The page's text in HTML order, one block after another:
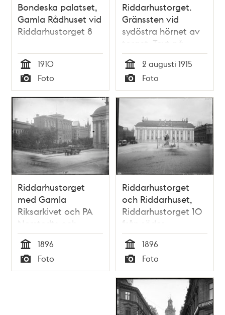
Bondeska palatset,
Gamla Rådhuset vid
Riddarhustorget 8
Tid
1910
Typ
Foto
Riddarhustorget.
Gränssten vid
sydöstra hörnet av
torget. Text på
stenen: A:o 1764 R.H
Tid
2 augusti 1915
Typ
Foto
Riddarhustorget
med Gamla
Riksarkivet och PA
Norstedts och
Söners tryckeri. T. h.
Riddarhuset
Tid
1896
Typ
Foto
Riddarhustorget
och Riddarhuset,
Riddarhustorget 10
från söder
Tid
1896
Typ
Foto